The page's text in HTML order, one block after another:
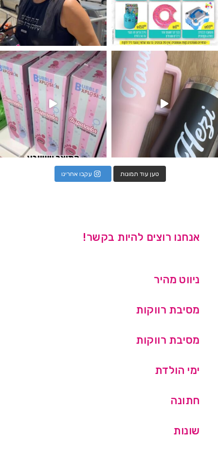
מטף לגילוי מין העובר חזר למלא
טען עוד תמונות עקבו אחרינו
אנחנו רוצים להיות בקשר!
ניווט מהיר
מסיבת רווקות
מסיבת רווקות
ימי הולדת
חתונה
שונות